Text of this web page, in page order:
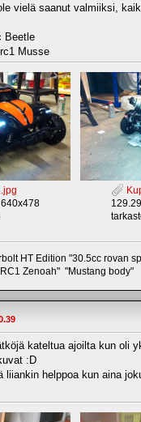
vielä saanut valmiiksi,
Beetle
Musse
HT Edition "30.5cc rovan
Zenoah" "Mustang body"
kateltua ajoilta kun oli
:D
liiankin helppoa kun aina